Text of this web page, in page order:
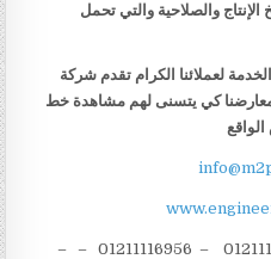
والصلاحية والتي تحمل
لعملائنا الكرام تقدم شركة
معارضنا كي يتسنى لهم مشاهدة خط
موبايل: 01211116954 – 01211116955 – 01211116956 – –